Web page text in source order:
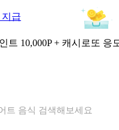
지급
트 10,000P + 캐시로또 응
트 음식 검색해보세요